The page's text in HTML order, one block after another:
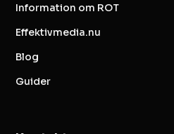
Information om ROT
Effektivmedia.nu
Blog
Guider